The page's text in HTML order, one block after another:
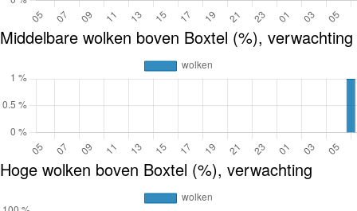
Middelbare wolken boven Boxtel (%), verwachting
Hoge wolken boven Boxtel (%), verwachting